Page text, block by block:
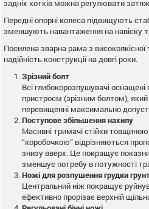
задніх котків можна регулювати
Передні опорні колеса підвищують
зменшують навантаження на навіску
Посилена зварна рама з
надійність конструкції на довгі роки.
Зрізний болт
Всі глибокорозпушувачі
пристроєм (зрізним болтом),
перевищенні максимально
Поступове збільшення нахилу
Масивні тримачі стійки
“коробочкою” відрізняються
знизу вверх. Це покращує
зменшує потребу в потужності
Ножі для розпушення грудки
Центральний ніж покращує
ефективно прорізає верхній